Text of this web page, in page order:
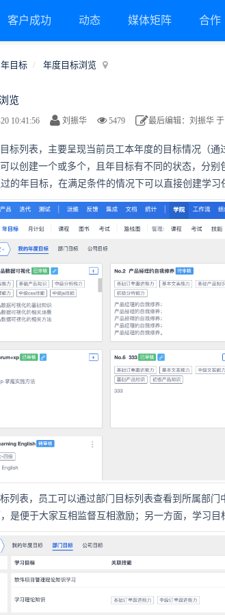
客户成功 动态 媒体矩阵 合作
年目标 年度目标浏览
览
10:41:56 刘振华 5479 最后编辑：刘振华 于
标列表，主要呈现当前员工本年度的目标情况（通
以创建一个或多个，且年目标有不同的状态，分别
的年目标，在满足条件的情况下可以直接创建学习
列表，员工可以通过部门目标列表查看到所属部门
是便于大家互相监督互相激励；另一方面，学习目